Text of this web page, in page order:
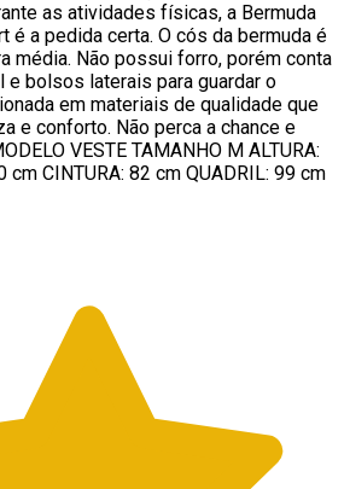
as atividades físicas, a Bermuda
é a pedida certa. O cós da bermuda é
média. Não possui forro, porém conta
e bolsos laterais para guardar o
em materiais de qualidade que
e conforto. Não perca a chance e
VESTE TAMANHO M ALTURA:
cm CINTURA: 82 cm QUADRIL: 99 cm